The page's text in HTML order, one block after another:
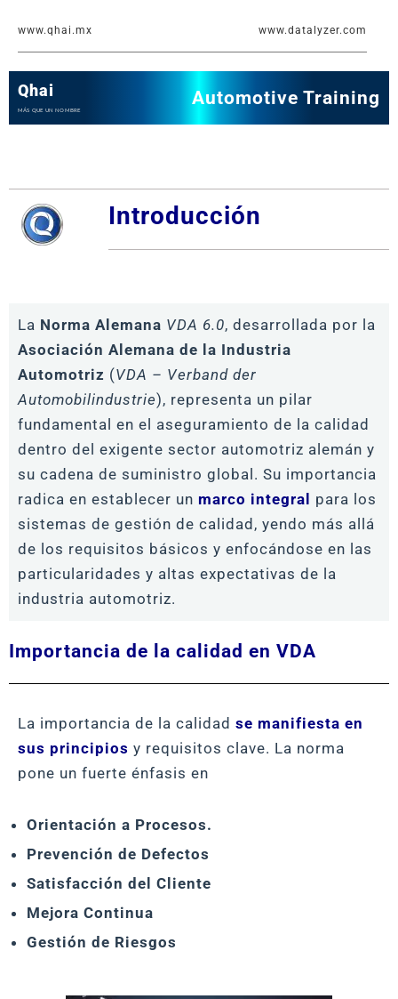
www.qhai.mx www.datalyzer.com
Qhai
MÁS QUE UN NOMBRE
Automotive Training
Introducción
La Norma Alemana VDA 6.0, desarrollada por la
Asociación Alemana de la Industria
Automotriz (VDA – Verband der
Automobilindustrie), representa un pilar
fundamental en el aseguramiento de la calidad
dentro del exigente sector automotriz alemán y
su cadena de suministro global. Su importancia
radica en establecer un marco integral para los
sistemas de gestión de calidad, yendo más allá
de los requisitos básicos y enfocándose en las
particularidades y altas expectativas de la
industria automotriz.
Importancia de la calidad en VDA
La importancia de la calidad se manifiesta en
sus principios y requisitos clave. La norma
pone un fuerte énfasis en
Orientación a Procesos.
Prevención de Defectos
Satisfacción del Cliente
Mejora Continua
Gestión de Riesgos